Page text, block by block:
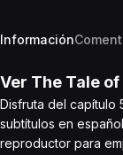
Información
Ver The Tale of
Disfruta del capítulo
subtítulos en
reproductor para